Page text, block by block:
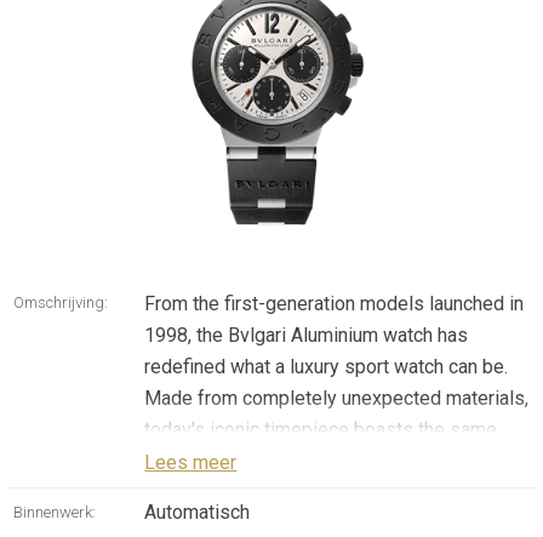
Omschrijving:
From the first-generation models launched in
1998, the Bvlgari Aluminium watch has
redefined what a luxury sport watch can be.
Made from completely unexpected materials,
today's iconic timepiece boasts the same
pioneering allure of the original watch,
beyond gender, age, trends and eras. Simple
Lees meer
Binnenwerk: Automatisch